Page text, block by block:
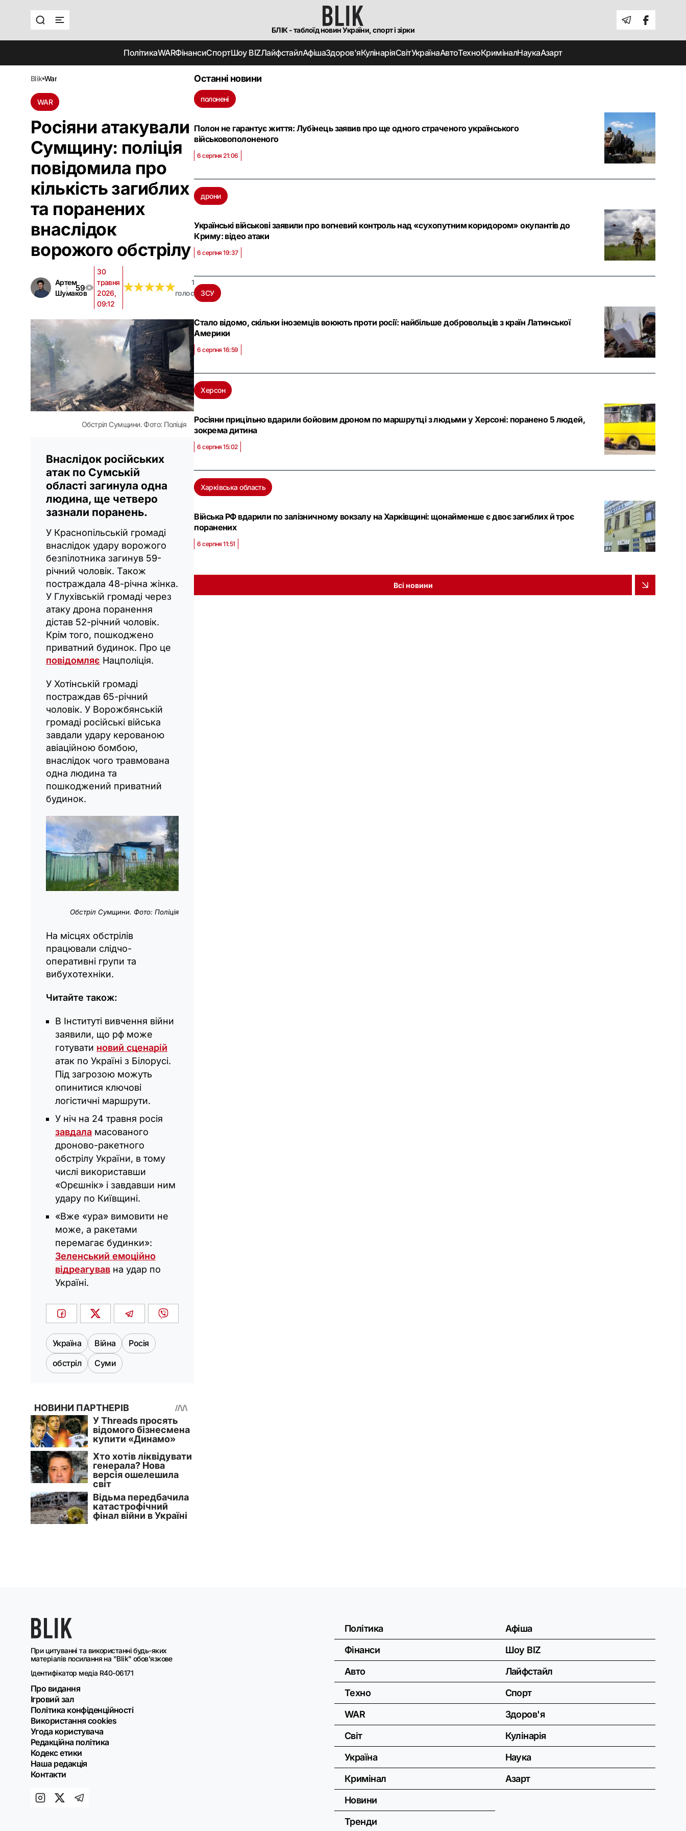
БЛІК - таблоїд новин України, спорт і зірки
ПолітикаWARФінансиСпортШоу BIZЛайфстайлАфішаЗдоров'яКулінаріяСвітУкраїнаАвтоТехноКриміналНаукаАзарт
blik war
WAR
Росіяни атакували
Сумщину: поліція
повідомила про
кількість загиблих
та поранених
внаслідок
ворожого обстрілу
Артем
Шумаков
59
30
травня
2026,
09:12
★★★★★
★★★★★
1
голос
Обстріл Сумщини. Фото: Поліція
Внаслідок російських
атак по Сумській
області загинула одна
людина, ще четверо
зазнали поранень.
У Краснопільській громаді
внаслідок удару ворожого
безпілотника загинув 59-
річний чоловік. Також
постраждала 48-річна жінка.
У Глухівській громаді через
атаку дрона поранення
дістав 52-річний чоловік.
Крім того, пошкоджено
приватний будинок. Про це
повідомляє Нацполіція.
У Хотінській громаді
постраждав 65-річний
чоловік. У Ворожбянській
громаді російські війська
завдали удару керованою
авіаційною бомбою,
внаслідок чого травмована
одна людина та
пошкоджений приватний
будинок.
Обстріл Сумщини. Фото: Поліція
На місцях обстрілів
працювали слідчо-
оперативні групи та
вибухотехніки.
Читайте також:
В Інституті вивчення війни
заявили, що рф може
готувати новий сценарій
атак по Україні з Білорусі.
Під загрозою можуть
опинитися ключові
логістичні маршрути.
У ніч на 24 травня росія
завдала масованого
дроново-ракетного
обстрілу України, в тому
числі використавши
«Орєшнік» і завдавши ним
удару по Київщині.
«Вже «ура» вимовити не
може, а ракетами
перемагає будинки»:
Зеленський емоційно
відреагував на удар по
Україні.
Україна Війна
Росія
обстріл
Суми
Останні новини
полонені
Полон не гарантує життя: Лубінець заявив про ще одного страченого українського
військовополоненого
6 серпня 21:06
дрони
Українські військові заявили про вогневий контроль над «сухопутним коридором» окупантів до
Криму: відео атаки
6 серпня 19:37
ЗСУ
Стало відомо, скільки іноземців воюють проти росії: найбільше добровольців з країн Латинської
Америки
6 серпня 16:59
Херсон
Росіяни прицільно вдарили бойовим дроном по маршрутці з людьми у Херсоні: поранено 5 людей,
зокрема дитина
6 серпня 15:02
Харківська область
Війська РФ вдарили по залізничному вокзалу на Харківщині: щонайменше є двоє загиблих й троє
поранених
6 серпня 11:51
Всі новини
При цитуванні та використанні будь-яких
матеріалів посилання на "Blik" обов'язкове
Ідентифікатор медіа R40-06171
Про видання
Ігровий зал
Політика конфіденційності
Використання cookies
Угода користувача
Редакційна політика
Кодекс етики
Наша редакція
Контакти
Політика
Фінанси
Авто
Техно
WAR
Світ
Україна
Кримінал
Новини
Тренди
Афіша
Шоу BIZ
Лайфстайл
Спорт
Здоров'я
Кулінарія
Наука
Азарт